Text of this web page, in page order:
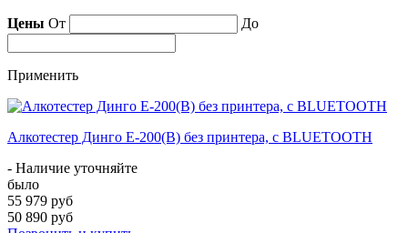
Цены От До
Применить
Алкотестер Динго Е-200(В) без принтера, с BLUETOOTH
- Наличие уточняйте
было
55 979 руб
50 890 руб